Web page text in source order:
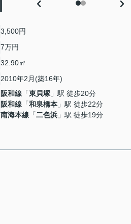
3,500円
7万円
32.90㎡
2010年2月(築16年)
阪和線 「東貝塚 」駅 徒歩20分
阪和線 「和泉橋本 」駅 徒歩22分
南海本線 「二色浜 」駅 徒歩19分